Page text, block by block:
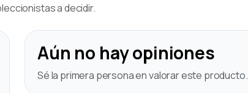
a decidir.
Aún no hay opiniones
Sé la primera persona en valorar este producto.